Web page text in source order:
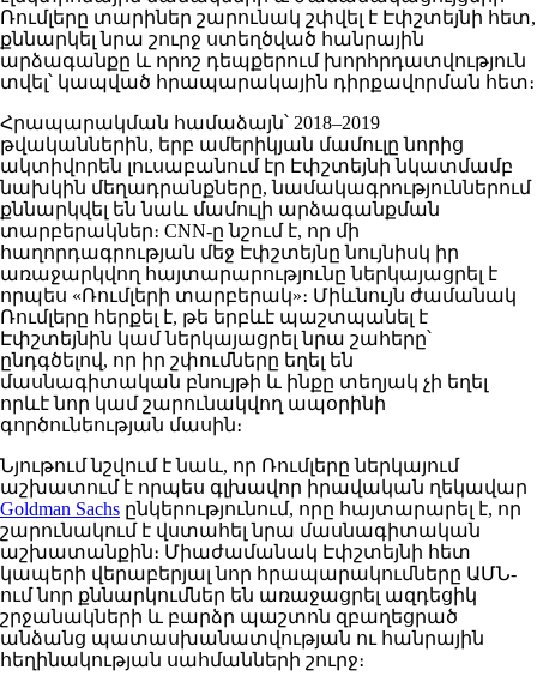
Ռումլերը տարիներ շարունակ շփվել է Էփշտեյնի հետ,
քննարկել նրա շուրջ ստեղծված հանրային
արձագանքը և որոշ դեպքերում խորհրդատվություն
տվել՝ կապված հրապարակային դիրքավորման հետ։
Հրապարակման համաձայն՝ 2018–2019
թվականներին, երբ ամերիկյան մամուլը նորից
ակտիվորեն լուսաբանում էր Էփշտեյնի նկատմամբ
նախկին մեղադրանքները, նամակագրություններում
քննարկվել են նաև մամուլի արձագանքման
տարբերակներ։ CNN-ը նշում է, որ մի
հաղորդագրության մեջ Էփշտեյնը նույնիսկ իր
առաջարկվող հայտարարությունը ներկայացրել է
որպես «Ռումլերի տարբերակ»։ Միևնույն ժամանակ
Ռումլերը հերքել է, թե երբևէ պաշտպանել է
Էփշտեյնին կամ ներկայացրել նրա շահերը՝
ընդգծելով, որ իր շփումները եղել են
մասնագիտական բնույթի և ինքը տեղյակ չի եղել
որևէ նոր կամ շարունակվող ապօրինի
գործունեության մասին։
Նյութում նշվում է նաև, որ Ռումլերը ներկայում
աշխատում է որպես գլխավոր իրավական ղեկավար
Goldman Sachs ընկերությունում, որը հայտարարել է, որ
շարունակում է վստահել նրա մասնագիտական
աշխատանքին։ Միաժամանակ Էփշտեյնի հետ
կապերի վերաբերյալ նոր հրապարակումները ԱՄՆ-
ում նոր քննարկումներ են առաջացրել ազդեցիկ
շրջանակների և բարձր պաշտոն զբաղեցրած
անձանց պատասխանատվության ու հանրային
հեղինակության սահմանների շուրջ։